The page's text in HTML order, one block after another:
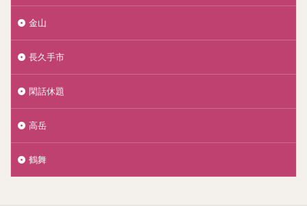
金山
長久手市
閑話休題
高岳
鶴舞